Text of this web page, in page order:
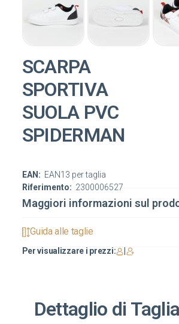
SCARPA
SPORTIVA
SUOLA PVC
SPIDERMAN
Riferimento: 2300006527
EAN: EAN13 per taglia
Maggiori informazioni sul
Guida alle taglie
Per visualizzare i prezzi:
Dettaglio di